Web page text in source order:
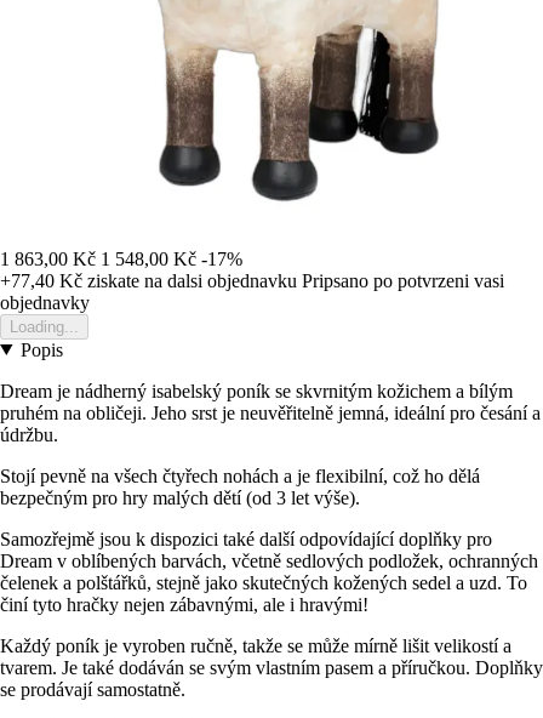
1 863,00 Kč 1 548,00 Kč -17%
+77,40 Kč ziskate na dalsi objednavku Pripsano po potvrzeni vasi
objednavky
Loading...
Popis
Dream je nádherný isabelský poník se skvrnitým kožichem a bílým
pruhém na obličeji. Jeho srst je neuvěřitelně jemná, ideální pro česání a
údržbu.
Stojí pevně na všech čtyřech nohách a je flexibilní, což ho dělá
bezpečným pro hry malých dětí (od 3 let výše).
Samozřejmě jsou k dispozici také další odpovídající doplňky pro
Dream v oblíbených barvách, včetně sedlových podložek, ochranných
čelenek a polštářků, stejně jako skutečných kožených sedel a uzd. To
činí tyto hračky nejen zábavnými, ale i hravými!
Každý poník je vyroben ručně, takže se může mírně lišit velikostí a
tvarem. Je také dodáván se svým vlastním pasem a příručkou. Doplňky
se prodávají samostatně.